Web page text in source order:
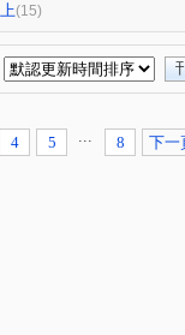
(15)
4 5 ... 8 下一